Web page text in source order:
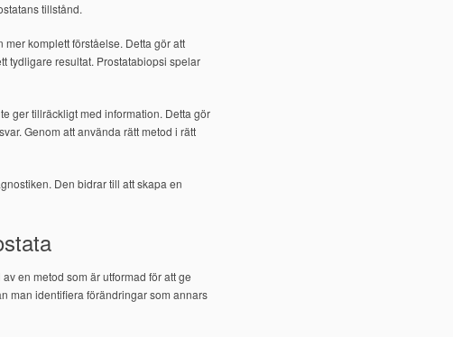
tillstånd.
komplett förståelse. Detta gör att
tydligare resultat. Prostatabiopsi spelar
ger tillräckligt med information. Detta gör
Genom att använda rätt metod i rätt
Den bidrar till att skapa en
en metod som är utformad för att ge
man identifiera förändringar som annars